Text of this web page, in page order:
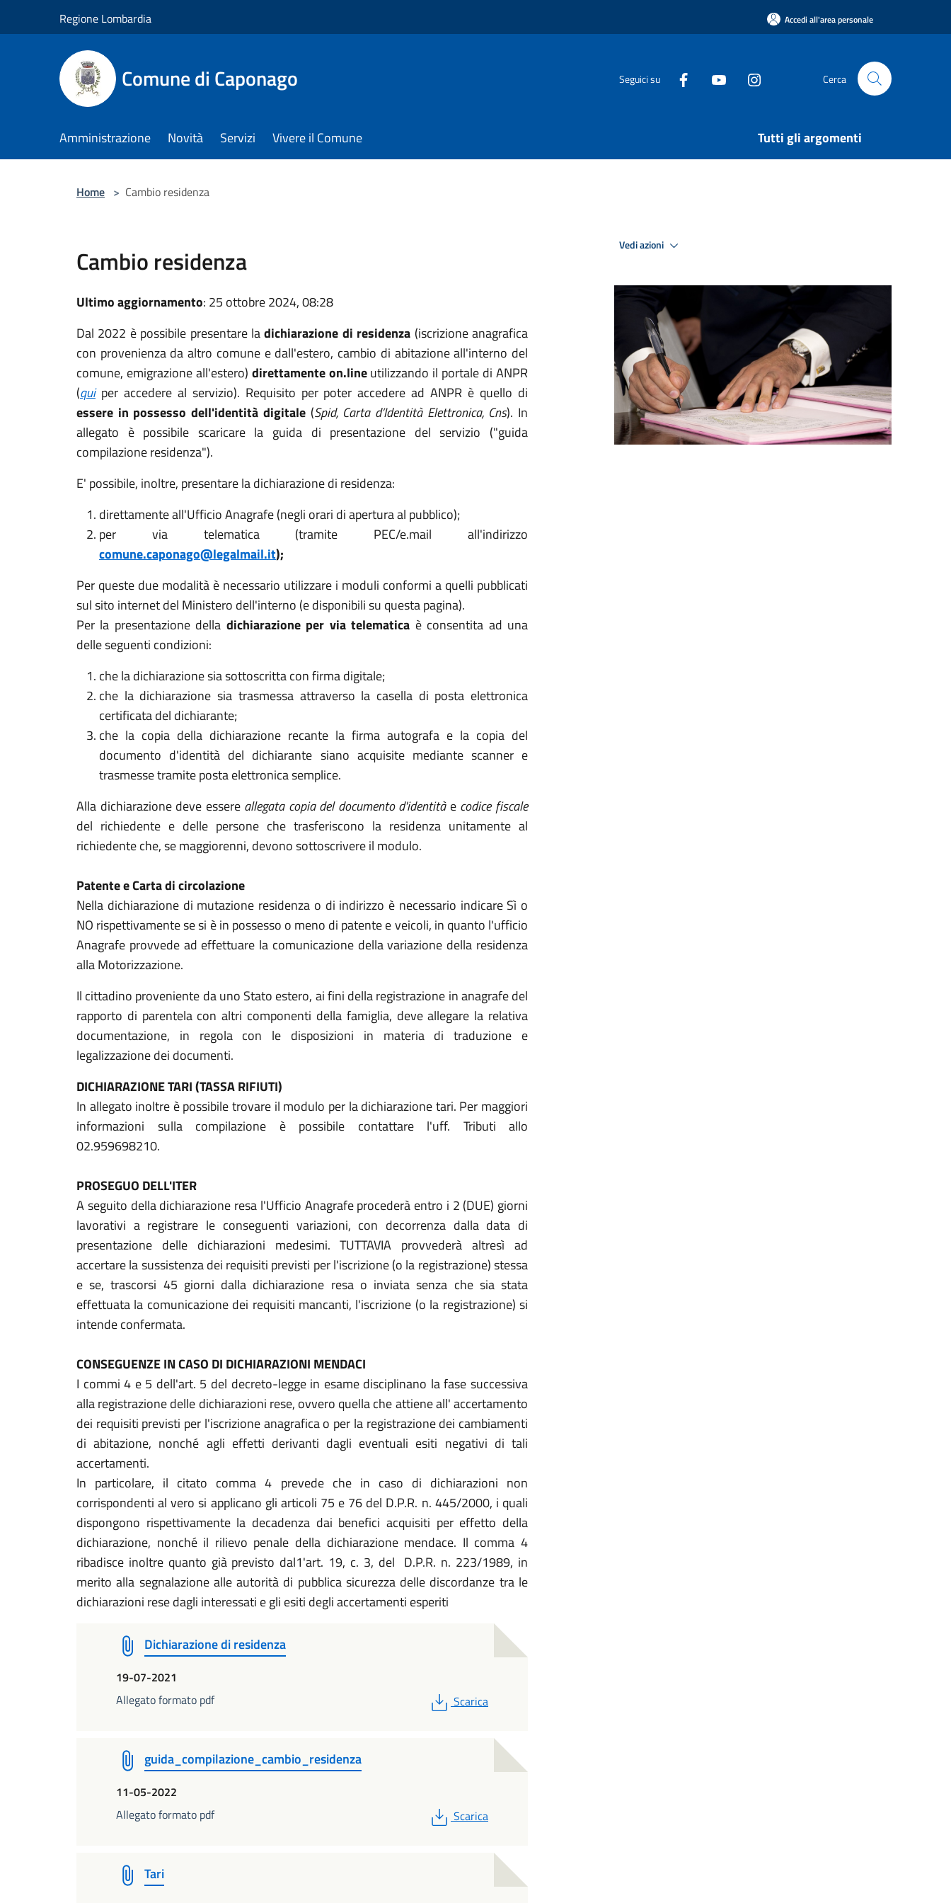
Regione Lombardia Accedi all'area personale
Comune di Caponago Seguici su Cerca
Amministrazione Novità Servizi Vivere il Comune Tutti gli argomenti
Home > Cambio residenza
Cambio residenza
Ultimo aggiornamento: 25 ottobre 2024, 08:28
Dal 2022 è possibile presentare ladichiarazione di residenza (iscrizione anagrafica
con provenienza da altro comune e dall'estero, cambio di abitazione all'interno del
comune, emigrazione all'estero) direttamente on.lineutilizzando il portale di ANPR
(quiper accedere al servizio). Requisito per poter accedere ad ANPR è quello di
essere in possesso dell'identità digitale(Spid, Carta d’Identità Elettronica, Cns). In
allegato è possibile scaricare la guida di presentazione del servizio ("guida
compilazione residenza").
E' possibile, inoltre, presentare la dichiarazione di residenza:
direttamente all'Ufficio Anagrafe (negli orari di apertura al pubblico);
per via telematica (tramite PEC/e.mail all'indirizzo
comune.caponago@legalmail.it);
Per queste due modalità è necessario utilizzare i moduli conformi a quelli pubblicati
sul sito internet del Ministero dell'interno (e disponibili su questa pagina).
Per la presentazione della dichiarazione per via telematica è consentita ad una
delle seguenti condizioni:
che la dichiarazione sia sottoscritta con firma digitale;
che la dichiarazione sia trasmessa attraverso la casella di posta elettronica
certificata del dichiarante;
che la copia della dichiarazione recante la firma autografa e la copia del
documento d'identità del dichiarante siano acquisite mediante scanner e
trasmesse tramite posta elettronica semplice.
Alla dichiarazione deve essere allegata copia del documento d'identitàe codice fiscale
del richiedente e delle persone che trasferiscono la residenza unitamente al
richiedente che, se maggiorenni, devono sottoscrivere il modulo.
Patente e Carta di circolazione
Nella dichiarazione di mutazione residenza o di indirizzo è necessario indicare Sì o
NO rispettivamente se si è in possesso o meno di patente e veicoli, in quanto l'ufficio
Anagrafe provvede ad effettuare la comunicazione della variazione della residenza
alla Motorizzazione.
Il cittadino proveniente da uno Stato estero, ai fini della registrazione in anagrafe del
rapporto di parentela con altri componenti della famiglia, deve allegare la relativa
documentazione, in regola con le disposizioni in materia di traduzione e
legalizzazione dei documenti.
DICHIARAZIONE TARI (TASSA RIFIUTI)
In allegato inoltre è possibile trovare il modulo per la dichiarazione tari. Per maggiori
informazioni sulla compilazione è possibile contattare l'uff. Tributi allo
02.959698210.
PROSEGUO DELL'ITER
A seguito della dichiarazione resa l'Ufficio Anagrafe procederà entro i 2 (DUE) giorni
lavorativi a registrare le conseguenti variazioni, con decorrenza dalla data di
presentazione delle dichiarazioni medesimi. TUTTAVIA provvederà altresì ad
accertare la sussistenza dei requisiti previsti per l'iscrizione (o la registrazione) stessa
e se, trascorsi 45 giorni dalla dichiarazione resa o inviata senza che sia stata
effettuata la comunicazione dei requisiti mancanti, l'iscrizione (o la registrazione) si
intende confermata.
CONSEGUENZE IN CASO DI DICHIARAZIONI MENDACI
I commi 4 e 5 dell'art. 5 del decreto-legge in esame disciplinano la fase successiva
alla registrazione delle dichiarazioni rese, ovvero quella che attiene all' accertamento
dei requisiti previsti per l'iscrizione anagrafica o per la registrazione dei cambiamenti
di abitazione, nonché agli effetti derivanti dagli eventuali esiti negativi di tali
accertamenti.
In particolare, il citato comma 4 prevede che in caso di dichiarazioni non
corrispondenti al vero si applicano gli articoli 75 e 76 del D.P.R. n. 445/2000, i quali
dispongono rispettivamente la decadenza dai benefici acquisiti per effetto della
dichiarazione, nonché il rilievo penale della dichiarazione mendace. Il comma 4
ribadisce inoltre quanto già previsto dal1'art. 19, c. 3, del D.P.R. n. 223/1989, in
merito alla segnalazione alle autorità di pubblica sicurezza delle discordanze tra le
dichiarazioni rese dagli interessati e gli esiti degli accertamenti esperiti
Dichiarazione di residenza
19-07-2021
Allegato formato pdf
PDF
Scarica
guida_compilazione_cambio_residenza
11-05-2022
Allegato formato pdf
PDF
Scarica
Tari
Vedi azioni